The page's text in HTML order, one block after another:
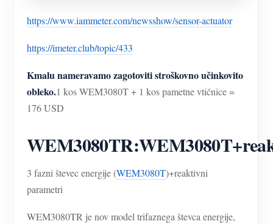
https://www.iammeter.com/newsshow/sensor-actuator
https://imeter.club/topic/433
Kmalu nameravamo zagotoviti stroškovno učinkovito
obleko.1 kos WEM3080T + 1 kos pametne vtičnice =
176 USD
3 fazni števec energije (WEM3080T)+reaktivni
parametri
WEM3080TR je nov model trifaznega števca energije,